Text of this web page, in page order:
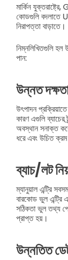
মার্কিন
কোডগুলি বদলাতে
নিরাপত্তা বাড়াতে।
নিম্নলিখিতগুলি
পান:
উন্নত
উৎপাদন
কারণ এগুলি ব্যাচের
অবস্থান সনাক্ত
ধরে এবং উচিত ক্রম
ব্যাচ/লট
ম্যানুয়াল এন্ট্রি
বারকোড ভুল এন্ট্রি
সঠিকতা ভুল তথ্য
প্রাপ্ত হয়।
উন্নতিত